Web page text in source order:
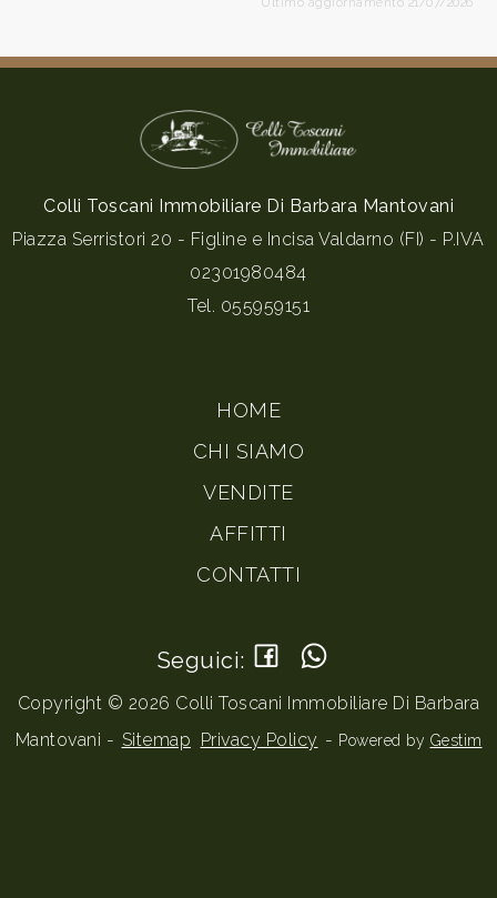
Ultimo aggiornamento 21/07/2026
Colli Toscani Immobiliare Di Barbara Mantovani
Piazza Serristori 20 - Figline e Incisa Valdarno (FI) - P.IVA
02301980484
Tel. 055959151
HOME
CHI SIAMO
VENDITE
AFFITTI
CONTATTI
Seguici:
Copyright © 2026 Colli Toscani Immobiliare Di Barbara
Mantovani - Sitemap Privacy Policy - Powered by Gestim